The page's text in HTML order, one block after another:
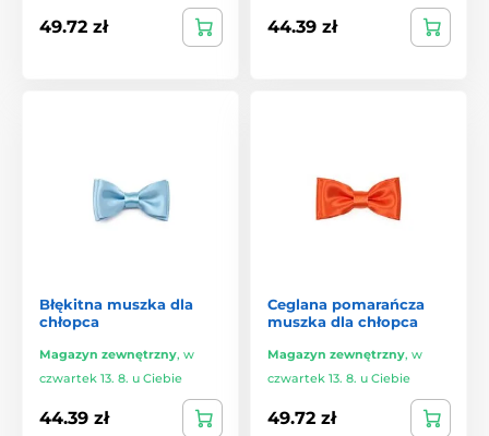
49.72 zł 44.39 zł
Błękitna muszka dla
chłopca
Magazyn zewnętrzny, w
czwartek 13. 8. u Ciebie
44.39 zł
Ceglana pomarańcza
muszka dla chłopca
Magazyn zewnętrzny, w
czwartek 13. 8. u Ciebie
49.72 zł